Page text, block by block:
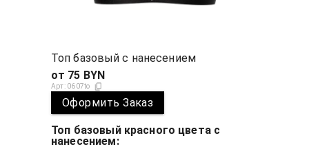
Топ базовый с нанесением
от 75 BYN
Арт: 0607to
Оформить Заказ
Топ базовый красного цвета с
нанесением: